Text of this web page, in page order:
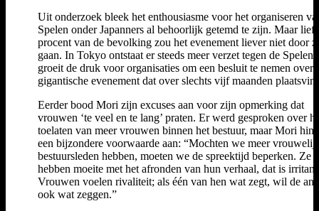
Uit onderzoek bleek het enthousiasme voor het organiseren
Spelen onder Japanners al behoorlijk getemd te zijn. Maar
procent van de bevolking zou het evenement liever niet door
gaan. In Tokyo ontstaat er steeds meer verzet tegen de Spelen
groeit de druk voor organisaties om een besluit te nemen over
gigantische evenement dat over slechts vijf maanden
Eerder bood Mori zijn excuses aan voor zijn opmerking dat
vrouwen ‘te veel en te lang’ praten. Er werd gesproken over
toelaten van meer vrouwen binnen het bestuur, maar Mori
een bijzondere voorwaarde aan: “Mochten we meer
bestuursleden hebben, moeten we de spreektijd beperken. Ze
hebben moeite met het afronden van hun verhaal, dat is
Vrouwen voelen rivaliteit; als één van hen wat zegt, wil de
ook wat zeggen.”